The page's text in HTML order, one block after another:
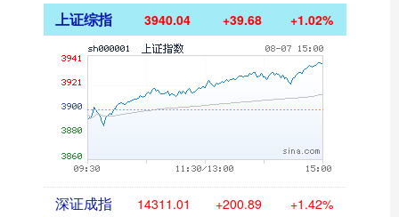
上证综指 3940.04 +39.68 +1.02%
深证成指 14311.01 +200.89 +1.42%